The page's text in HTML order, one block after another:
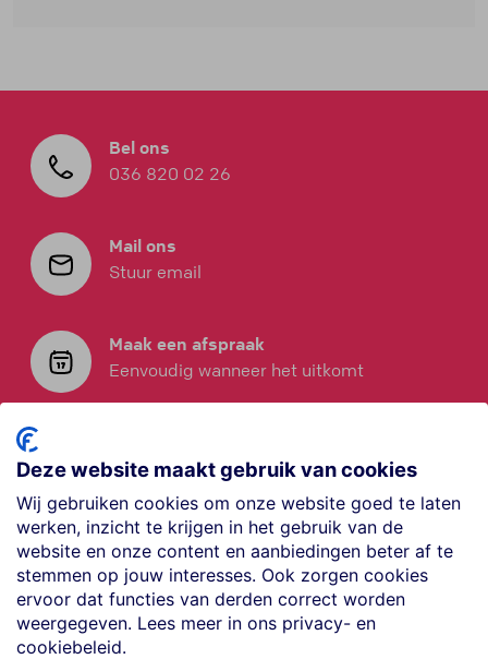
Bel ons
036 820 02 26
Mail ons
Stuur email
Maak een afspraak
Eenvoudig wanneer het uitkomt
Vraag offerte aan
€35,- korting op je
volgende vakantie
Deze website maakt gebruik van cookies
Wij gebruiken cookies om onze website goed te laten
werken, inzicht te krijgen in het gebruik van de
website en onze content en aanbiedingen beter af te
stemmen op jouw interesses. Ook zorgen cookies
ervoor dat functies van derden correct worden
weergegeven. Lees meer in ons privacy- en
cookiebeleid.